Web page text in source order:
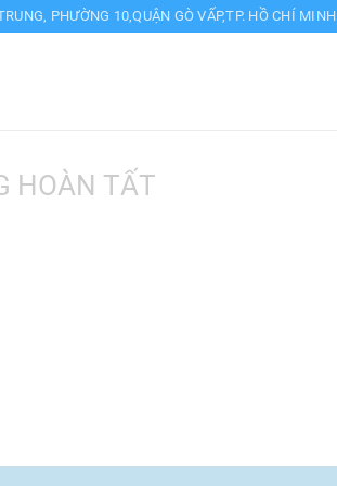
PHƯỜNG 10,QUẬN GÒ VẤP,TP. HỒ CHÍ MINH
HOÀN TẤT